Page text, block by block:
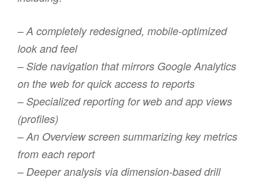
– A completely redesigned, mobile-optimized
look and feel
– Side navigation that mirrors Google Analytics
on the web for quick access to reports
– Specialized reporting for web and app views
(profiles)
– An Overview screen summarizing key metrics
from each report
– Deeper analysis via dimension-based drill